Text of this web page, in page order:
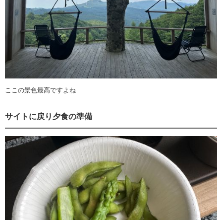
ここの景色最高ですよね
サイトに戻り夕食の準備